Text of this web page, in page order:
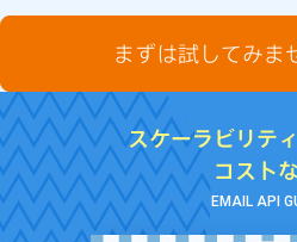
まずは試してみま
スケーラビリテ
コスト
EMAIL API